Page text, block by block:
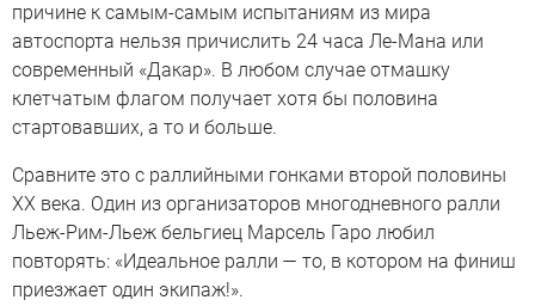
причине к самым-самым испытаниям из мира
автоспорта нельзя причислить 24 часа Ле-Мана или
современный «Дакар». В любом случае отмашку
клетчатым флагом получает хотя бы половина
стартовавших, а то и больше.
Сравните это с раллийными гонками второй половины
XX века. Один из организаторов многодневного ралли
Льеж-Рим-Льеж бельгиец Марсель Гаро любил
повторять: «Идеальное ралли — то, в котором на финиш
приезжает один экипаж!».